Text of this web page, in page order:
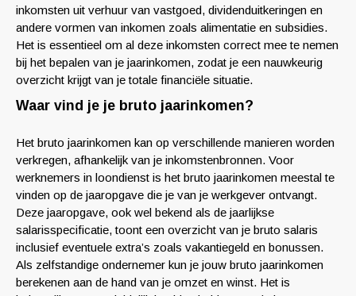
inkomsten uit verhuur van vastgoed, dividenduitkeringen en
andere vormen van inkomen zoals alimentatie en subsidies.
Het is essentieel om al deze inkomsten correct mee te nemen
bij het bepalen van je jaarinkomen, zodat je een nauwkeurig
overzicht krijgt van je totale financiële situatie.
Waar vind je je bruto jaarinkomen?
Het bruto jaarinkomen kan op verschillende manieren worden
verkregen, afhankelijk van je inkomstenbronnen. Voor
werknemers in loondienst is het bruto jaarinkomen meestal te
vinden op de jaaropgave die je van je werkgever ontvangt.
Deze jaaropgave, ook wel bekend als de jaarlijkse
salarisspecificatie, toont een overzicht van je bruto salaris
inclusief eventuele extra’s zoals vakantiegeld en bonussen.
Als zelfstandige ondernemer kun je jouw bruto jaarinkomen
berekenen aan de hand van je omzet en winst. Het is